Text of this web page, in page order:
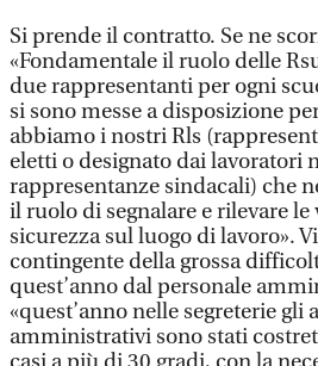
Si prende il contratto. Se ne
«Fondamentale il ruolo delle
due rappresentanti per ogni
si sono messe a disposizione
abbiamo i nostri Rls
eletti o designato dai lavoratori
rappresentanze sindacali) che
il ruolo di segnalare e rilevare
sicurezza sul luogo di lavoro».
contingente della grossa
quest’anno dal personale
«quest’anno nelle segreterie gli
amministrativi sono stati